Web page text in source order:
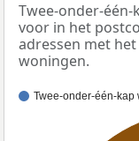
Twee-onder-
voor in het
adressen met
woningen.
Twee-onder-één-kap